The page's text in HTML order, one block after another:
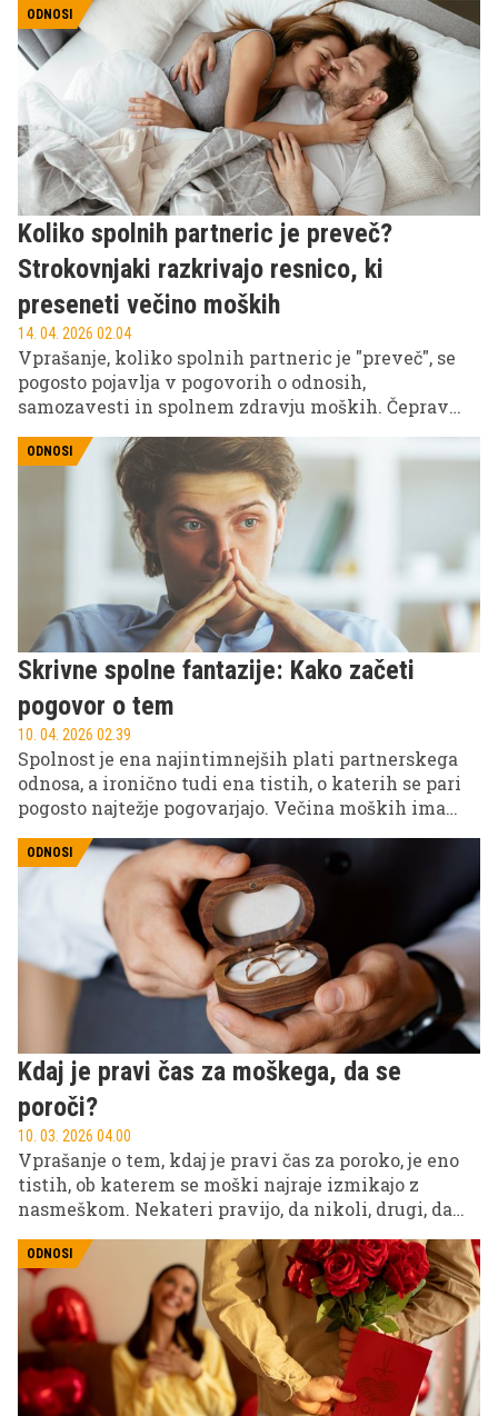
drugačne. Kaj o tem pravi znanost?
ODNOSI
Koliko spolnih partneric je preveč?
Strokovnjaki razkrivajo resnico, ki
preseneti večino moških
14. 04. 2026 02.04
Vprašanje, koliko spolnih partneric je "preveč", se
pogosto pojavlja v pogovorih o odnosih,
samozavesti in spolnem zdravju moških. Čeprav
poudarjajo, da univerzalnega praga ni.
ODNOSI
Skrivne spolne fantazije: Kako začeti
pogovor o tem
10. 04. 2026 02.39
Spolnost je ena najintimnejših plati partnerskega
odnosa, a ironično tudi ena tistih, o katerih se pari
pogosto najtežje pogovarjajo. Večina moških ima
izrazijo na glas, ker jih ob tem pogosto spremljajo
dvomi o tem, kako bo partnerka reagirala.
ODNOSI
Kdaj je pravi čas za moškega, da se
poroči?
10. 03. 2026 04.00
Vprašanje o tem, kdaj je pravi čas za poroko, je eno
tistih, ob katerem se moški najraje izmikajo z
nasmeškom. Nekateri pravijo, da nikoli, drugi, da
pride prava'. A psihologi imajo na to temo precej
jasne odgovore.
ODNOSI